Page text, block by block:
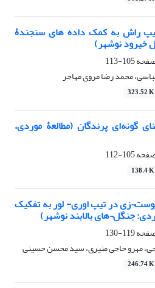
راش به کمک داده های سنجندۀ
105-113
محمد رضا مروی مهاجر
323.52 K
گونه‌ای پرندگان (مطالعۀ موردی،
105-112
138.4 K
در تیپ اوری- لور به تفکیک
جنگل¬های بالابند نوشهر)
119-130
مهرو حاجی منیری، سید محسن حسینی
246.74 K